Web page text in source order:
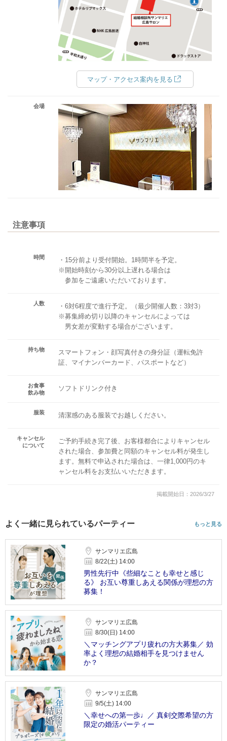
マップ・アクセス案内を見る
会場
注意事項
時間
・15分前より受付開始。1時間半を予定。
※開始時刻から30分以上遅れる場合は
参加をご遠慮いただいております。
人数
・6対6程度で進行予定。（最少開催人数：3対3）
※募集締め切り以降のキャンセルによっては
男女差が変動する場合がございます。
持ち物
スマートフォン・顔写真付きの身分証（運転免許
証、マイナンバーカード、パスポートなど）
お食事
飲み物
ソフトドリンク付き
服装 清潔感のある服装でお越しください。
キャンセル
について
ご予約手続き完了後、お客様都合によりキャンセル
された場合、参加費と同額のキャンセル料が発生し
ます。無料で申込された場合は、一律1,000円のキ
ャンセル料をお支払いいただきます。
掲載開始日：2026/3/27
よく一緒に見られているパーティー もっと見る
サンマリエ広島
8/22(土) 14:00
男性先行中《些細なことも幸せと感じ
る》 お互い尊重しあえる関係が理想の方
募集！
サンマリエ広島
8/30(日) 14:00
＼マッチングアプリ疲れの方大募集／ 効
率よく理想の結婚相手を見つけません
か？
サンマリエ広島
9/5(土) 14:00
＼幸せへの第一歩♩／ 真剣交際希望の方
限定の婚活パーティー